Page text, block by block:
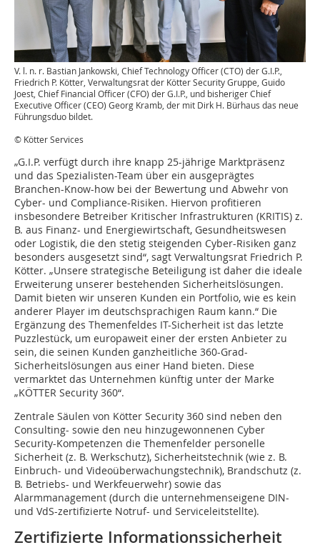
V. l. n. r. Bastian Jankowski, Chief Technology Officer (CTO) der G.I.P.,
Friedrich P. Kötter, Verwaltungsrat der Kötter Security Gruppe, Guido
Joest, Chief Financial Officer (CFO) der G.I.P., und bisheriger Chief
Executive Officer (CEO) Georg Kramb, der mit Dirk H. Bürhaus das neue
Führungsduo bildet.
© Kötter Services
„G.I.P. verfügt durch ihre knapp 25-jährige Marktpräsenz
und das Spezialisten-Team über ein aus­ge­prägtes
Branchen-Know-how bei der Bewertung und Abwehr von
Cyber- und Com­pliance-Risiken. Hiervon profitieren
insbesondere Betreiber Kritischer Infrastrukturen (KRITIS) z.
B. aus Finanz- und Energiewirtschaft, Gesundheitswesen
oder Logistik, die den stetig steigenden Cyber-Risiken ganz
besonders ausgesetzt sind“, sagt Verwaltungsrat Friedrich P.
Kötter. „Unsere strategische Beteiligung ist daher die ideale
Erweiterung unserer bestehenden Sicherheitslösungen.
Damit bieten wir unseren Kunden ein Portfolio, wie es kein
anderer Player im deutschsprachigen Raum kann.“ Die
Ergänzung des Themenfeldes IT-Sicherheit ist das letzte
Puzzlestück, um europaweit einer der ersten Anbieter zu
sein, die seinen Kunden ganzheitliche 360-Grad-
Sicherheitslösungen aus einer Hand bieten. Diese
vermarktet das Unternehmen künftig unter der Marke
„KÖTTER Security 360“.
Zentrale Säulen von Kötter Security 360 sind neben den
Consulting- sowie den neu hinzugewonnenen Cyber
Security-Kompetenzen die Themenfelder personelle
Sicherheit (z. B. Werkschutz), Sicherheitstechnik (wie z. B.
Einbruch- und Videoüberwachungstechnik), Brandschutz (z.
B. Betriebs- und Werkfeuerwehr) sowie das
Alarmmanagement (durch die unternehmenseigene DIN-
und VdS-zertifizierte Notruf- und Serviceleitstellte).
Zertifizierte Informationssicherheit